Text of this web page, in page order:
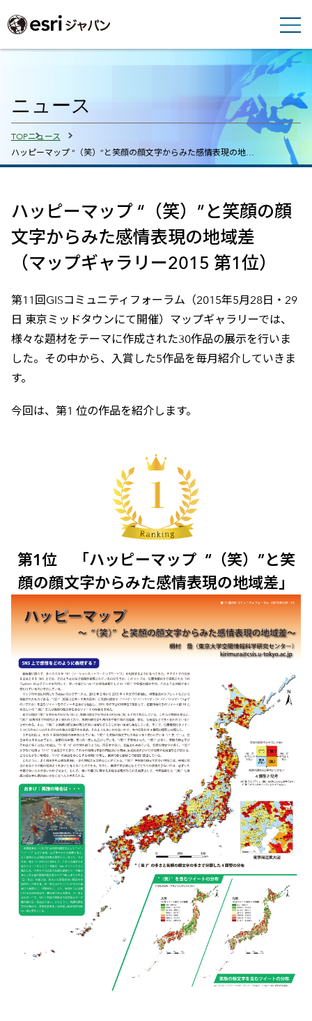
ニュース
Breadcrumbs
TOPニュース
ハッピーマップ “（笑）”と笑顔の顔文字からみた感情表現の地…
ハッピーマップ “（笑）”と笑顔の顔
文字からみた感情表現の地域差
（マップギャラリー2015 第1位）
第11回GISコミュニティフォーラム（2015年5月28日・29
日 東京ミッドタウンにて開催）マップギャラリーでは、
様々な題材をテーマに作成された30作品の展示を行いま
した。その中から、入賞した5作品を毎月紹介していきま
す。
今回は、第1 位の作品を紹介します。
第1位 「ハッピーマップ “（笑）”と笑
顔の顔文字からみた感情表現の地域差」